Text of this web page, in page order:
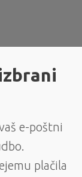
e-poštni
plačila